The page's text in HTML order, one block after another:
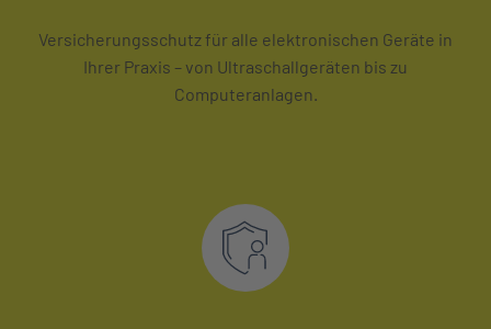
Versicherungsschutz für alle elektronischen Geräte in
Ihrer Praxis – von Ultraschallgeräten bis zu
Computeranlagen.